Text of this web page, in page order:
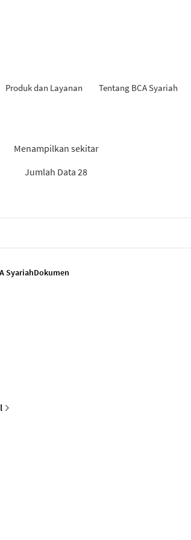
Produk dan Layanan Tentang BCA Syariah
Menampilkan sekitar
Jumlah Data 28
SyariahDokumen